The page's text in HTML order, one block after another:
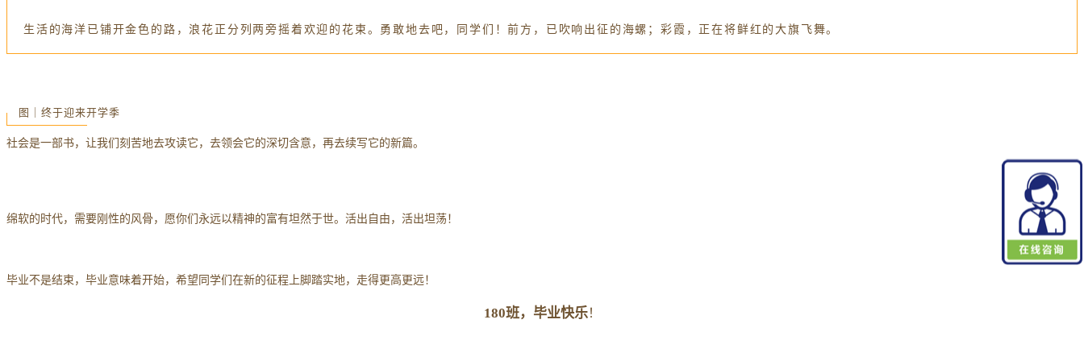
生活的海洋已铺开金色的路，浪花正分列两旁摇着欢迎的花束。勇敢地去吧，同学们！前方，已吹响出征的海螺；彩霞，正在将鲜红的大旗飞舞。
图｜终于迎来开学季
社会是一部书，让我们刻苦地去攻读它，去领会它的深切含意，再去续写它的新篇。
绵软的时代，需要刚性的风骨，愿你们永远以精神的富有坦然于世。活出自由，活出坦荡！
毕业不是结束，毕业意味着开始，希望同学们在新的征程上脚踏实地，走得更高更远！
180班，毕业快乐！